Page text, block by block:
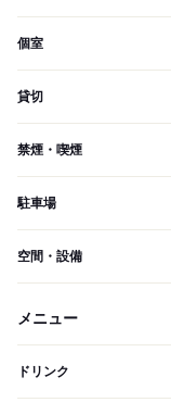
個室
貸切
禁煙・喫煙
駐車場
空間・設備
メニュー
ドリンク